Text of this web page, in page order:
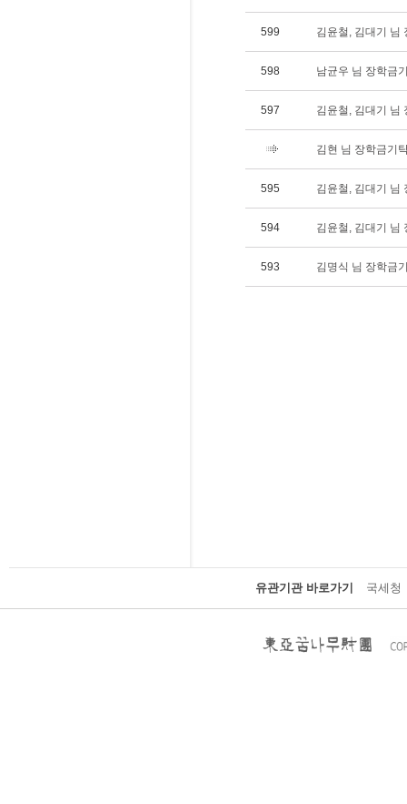
599 김윤철, 김대기 님
598 남균우 님 장학금
597 김윤철, 김대기 님
김현 님 장학금기
595 김윤철, 김대기 님
594 김윤철, 김대기 님
593 김명식 님 장학금
유관기관 바로가기 국세청